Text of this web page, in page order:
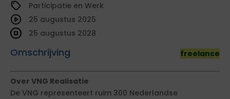
Participatie en Werk
Omschrijving freelance
25 augustus 2025
25 augustus 2028
Over VNG Realisatie
De VNG representeert ruim 300 Nederlandse